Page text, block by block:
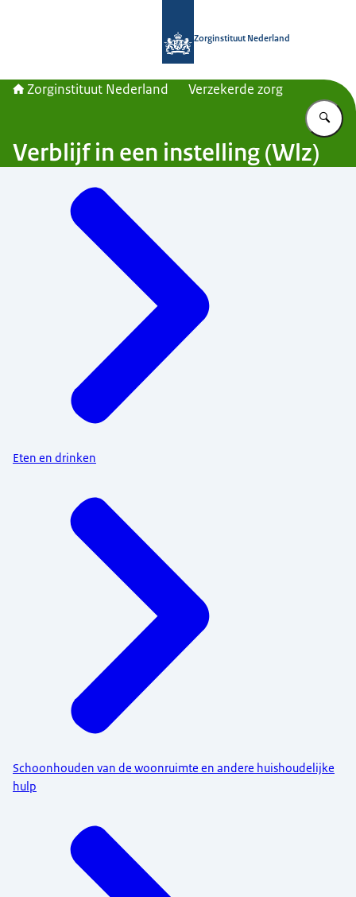
Zorginstituut Nederland
Zorginstituut Nederland Verzekerde zorg
Verblijf in een instelling (Wlz)
Eten en drinken
Schoonhouden van de woonruimte en andere huishoudelijke
hulp